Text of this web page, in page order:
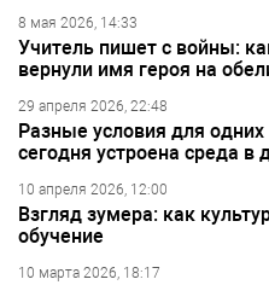
8 мая 2026, 14:33
Учитель пишет с войны:
вернули имя героя на
29 апреля 2026, 22:48
Разные условия для
сегодня устроена среда в
10 апреля 2026, 12:00
Взгляд зумера: как
обучение
10 марта 2026, 18:17